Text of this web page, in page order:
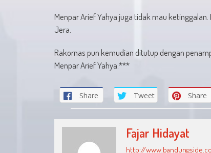
Menpar Arief Yahya juga tidak mau
Jera.
Rakornas pun kemudian ditutup dengan
Menpar Arief Yahya.***
Share Tweet Share
Fajar Hidayat
http://